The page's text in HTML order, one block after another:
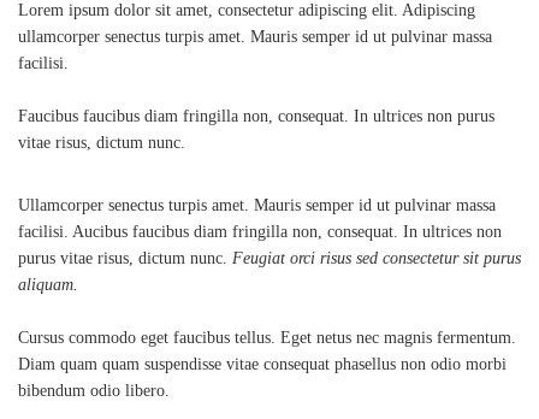
Lorem ipsum dolor sit amet, consectetur adipiscing elit. Adipiscing
ullamcorper senectus turpis amet. Mauris semper id ut pulvinar massa
facilisi.
Faucibus faucibus diam fringilla non, consequat. In ultrices non purus
vitae risus, dictum nunc.
Ullamcorper senectus turpis amet. Mauris semper id ut pulvinar massa
facilisi. Aucibus faucibus diam fringilla non, consequat. In ultrices non
purus vitae risus, dictum nunc. Feugiat orci risus sed consectetur sit purus
aliquam.
Cursus commodo eget faucibus tellus. Eget netus nec magnis fermentum.
Diam quam quam suspendisse vitae consequat phasellus non odio morbi
bibendum odio libero.